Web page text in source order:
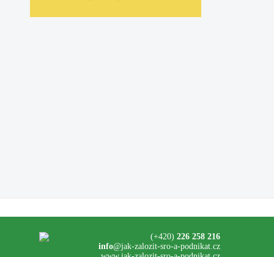
(+420) 226 258 216
info@jak-zalozit-sro-a-podnikat.cz